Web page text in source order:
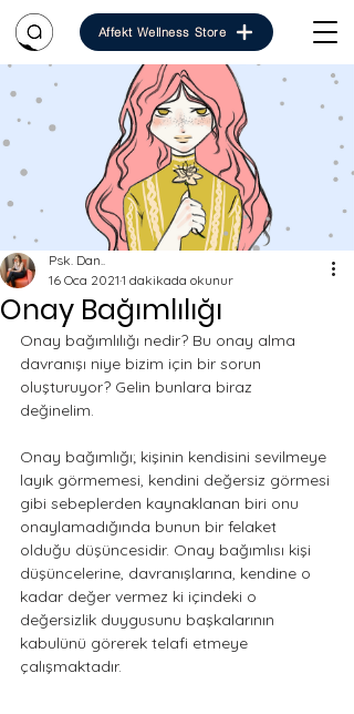
Affekt Wellness Store
Onay Bağımlılığı
Psk. Dan..
16 Oca 2021 1 dakikada okunur
Onay bağımlılığı nedir? Bu onay alma
davranışı niye bizim için bir sorun
oluşturuyor? Gelin bunlara biraz
değinelim.
Onay bağımlığı; kişinin kendisini sevilmeye
layık görmemesi, kendini değersiz görmesi
gibi sebeplerden kaynaklanan biri onu
onaylamadığında bunun bir felaket
olduğu düşüncesidir. Onay bağımlısı kişi
düşüncelerine, davranışlarına, kendine o
kadar değer vermez ki içindeki o
değersizlik duygusunu başkalarının
kabulünü görerek telafi etmeye
çalışmaktadır.